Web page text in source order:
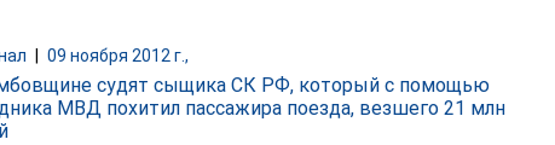
09 ноября 2012 г.,
судят сыщика СК РФ, который с помощью
МВД похитил пассажира поезда, везшего 21 млн